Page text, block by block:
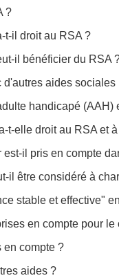
?
t-il droit au RSA ?
il bénéficier du RSA
aides sociales
handicapé (AAH)
t-elle droit au RSA et
il pris en compte
il être considéré à
stable et effective"
en compte pour
en compte ?
aides ?